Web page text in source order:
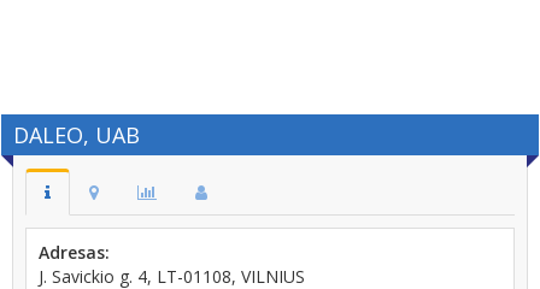
DALEO, UAB
Adresas:
J. Savickio g. 4, LT-01108, VILNIUS